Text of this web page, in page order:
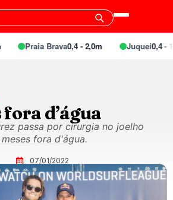
Praia Brava0,4 - 2,0m Juquei0,4 -
fora d’água
passa por cirurgia no joelho
fora d'água.
07/01/2022